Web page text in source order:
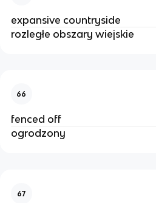
expansive countryside
rozległe obszary wiejskie
66
fenced off
ogrodzony
67